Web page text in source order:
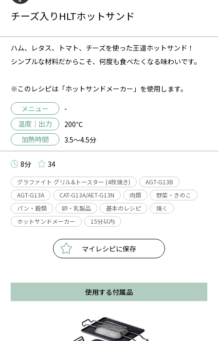
チーズ入りHLTホットサンド
ハム、レタス、トマト、チーズを使った王道ホットサンド！
シンプルな材料だからこそ、何度も食べたくなる味わいです。
※このレシピは「ホットサンドメーカー」を使用します。
メニュー
-
温度｜出力
200℃
加熱時間
3.5～4.5分
8分 34
グラファイト グリル&トースター (4枚焼き)
AGT-G13B
AGT-G13A
CAT-G13A/AET-G13N 肉類
野菜・きのこ
パン・穀類
卵・乳製品 基本のレシピ
焼く
ホットサンドメーカー
15分以内
マイレシピに保存
使用する付属品